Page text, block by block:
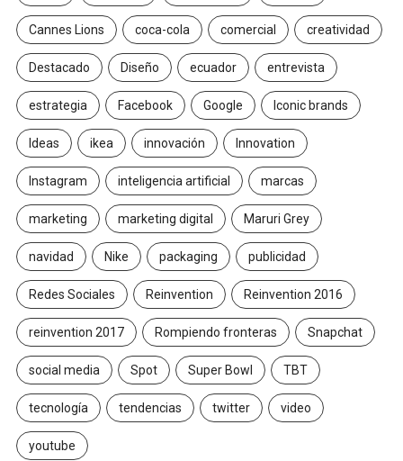
Cannes Lions coca-cola comercial creatividad
Destacado Diseño ecuador entrevista
estrategia Facebook Google Iconic brands
Ideas ikea innovación Innovation
Instagram inteligencia artificial marcas
marketing marketing digital Maruri Grey
navidad Nike packaging publicidad
Redes Sociales Reinvention Reinvention 2016
reinvention 2017 Rompiendo fronteras Snapchat
social media Spot Super Bowl TBT
tecnología tendencias twitter video
youtube